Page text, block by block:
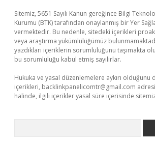
Sitemiz, 5651 Sayılı Kanun gereğince Bilgi
Kurumu (BTK) tarafından onaylanmış bir Yer
vermektedir. Bu nedenle, sitedeki içerikleri
veya araştırma yükümlülüğümüz
yazdıkları içeriklerin sorumluluğunu taşımakta
bu sorumluluğu kabul etmiş sayılırlar.
Hukuka ve yasal düzenlemelere aykırı olduğunu
içerikleri, backlinkpanelicomtr@gmail.com
halinde, ilgili içerikler yasal süre içerisinde